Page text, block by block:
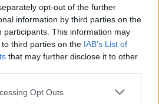
opt-out of the further
information by third parties on the
participants. This information may
third parties on the IAB’s List of
that may further disclose it to other
Opt Outs
y puntos en
para vivir como